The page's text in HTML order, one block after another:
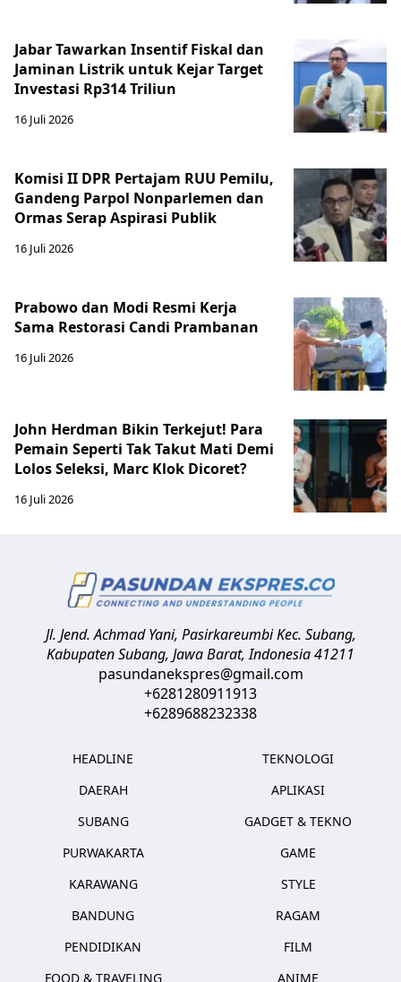
Jabar Tawarkan Insentif Fiskal dan
Jaminan Listrik untuk Kejar Target
Investasi Rp314 Triliun
16 Juli 2026
Komisi II DPR Pertajam RUU Pemilu,
Gandeng Parpol Nonparlemen dan
Ormas Serap Aspirasi Publik
16 Juli 2026
Prabowo dan Modi Resmi Kerja
Sama Restorasi Candi Prambanan
16 Juli 2026
John Herdman Bikin Terkejut! Para
Pemain Seperti Tak Takut Mati Demi
Lolos Seleksi, Marc Klok Dicoret?
16 Juli 2026
Jl. Jend. Achmad Yani, Pasirkareumbi Kec. Subang,
Kabupaten Subang, Jawa Barat,Indonesia41211
pasundanekspres@gmail.com
+6281280911913
+6289688232338
HEADLINE
DAERAH
SUBANG
PURWAKARTA
KARAWANG
BANDUNG
PENDIDIKAN
FOOD & TRAVELING
TEKNOLOGI
APLIKASI
GADGET & TEKNO
GAME
STYLE
RAGAM
FILM
ANIME